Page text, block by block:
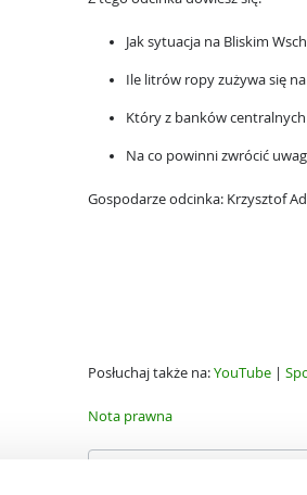
Jak sytuacja na Bliskim
Ile litrów ropy zużywa się
Który z banków
Na co powinni zwrócić
Gospodarze odcinka: Krzysztof
Posłuchaj także na:YouTube |
Nota prawna